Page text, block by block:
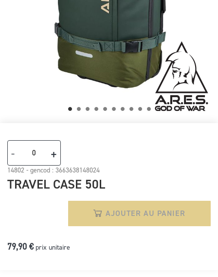
- +
14802 - gencod : 3663638148024
TRAVEL CASE 50L
AJOUTER AU PANIER
79,90 € prix unitaire
the
beginning
the
images